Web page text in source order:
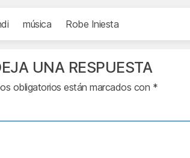
música Robe Iniesta
UNA RESPUESTA
obligatorios están marcados con *